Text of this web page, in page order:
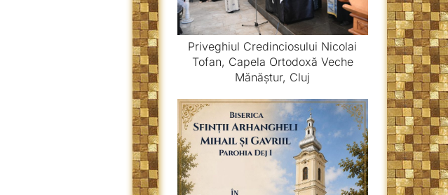
Priveghiul Credinciosului Nicolai
Tofan, Capela Ortodoxă Veche
Mănăștur, Cluj